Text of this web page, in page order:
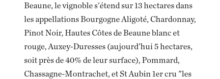
Beaune, le vignoble s'étend sur 13 hectares dans
les appellations Bourgogne Aligoté, Chardonnay,
Pinot Noir, Hautes Côtes de Beaune blanc et
rouge, Auxey-Duresses (aujourd'hui 5 hectares,
soit près de 40% de leur surface), Pommard,
Chassagne-Montrachet, et St Aubin 1er cru "les